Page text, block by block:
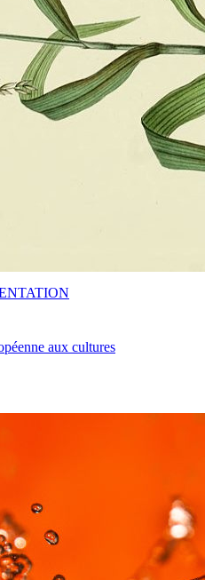
aux cultures